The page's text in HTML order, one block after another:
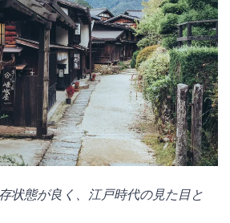
状態が良く、江戸時代の見た目と